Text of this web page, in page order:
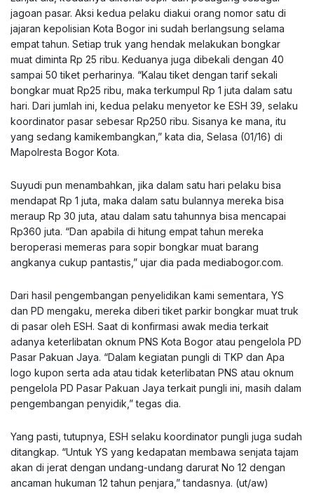
jagoan pasar. Aksi kedua pelaku diakui orang nomor satu di
jajaran kepolisian Kota Bogor ini sudah berlangsung selama
empat tahun. Setiap truk yang hendak melakukan bongkar
muat diminta Rp 25 ribu. Keduanya juga dibekali dengan 40
sampai 50 tiket perharinya. “Kalau tiket dengan tarif sekali
bongkar muat Rp25 ribu, maka terkumpul Rp 1 juta dalam satu
hari. Dari jumlah ini, kedua pelaku menyetor ke ESH 39, selaku
koordinator pasar sebesar Rp250 ribu. Sisanya ke mana, itu
yang sedang kamikembangkan,” kata dia, Selasa (01/16) di
Mapolresta Bogor Kota.
Suyudi pun menambahkan, jika dalam satu hari pelaku bisa
mendapat Rp 1 juta, maka dalam satu bulannya mereka bisa
meraup Rp 30 juta, atau dalam satu tahunnya bisa mencapai
Rp360 juta. “Dan apabila di hitung empat tahun mereka
beroperasi memeras para sopir bongkar muat barang
angkanya cukup pantastis,” ujar dia pada mediabogor.com.
Dari hasil pengembangan penyelidikan kami sementara, YS
dan PD mengaku, mereka diberi tiket parkir bongkar muat truk
di pasar oleh ESH. Saat di konfirmasi awak media terkait
adanya keterlibatan oknum PNS Kota Bogor atau pengelola PD
Pasar Pakuan Jaya. “Dalam kegiatan pungli di TKP dan Apa
logo kupon serta ada atau tidak keterlibatan PNS atau oknum
pengelola PD Pasar Pakuan Jaya terkait pungli ini, masih dalam
pengembangan penyidik,” tegas dia.
Yang pasti, tutupnya, ESH selaku koordinator pungli juga sudah
ditangkap. “Untuk YS yang kedapatan membawa senjata tajam
akan di jerat dengan undang-undang darurat No 12 dengan
ancaman hukuman 12 tahun penjara,” tandasnya. (ut/aw)